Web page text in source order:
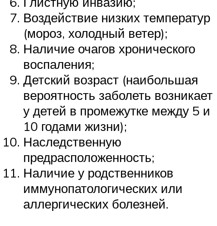
Воздействие низких температур
(мороз, холодный ветер);
Наличие очагов хронического
воспаления;
Детский возраст (наибольшая
вероятность заболеть возникает
у детей в промежутке между 5 и
10 годами жизни);
Наследственную
предрасположенность;
Наличие у родственников
иммунопатологических или
аллергических болезней.